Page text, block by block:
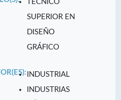
TÉCNICO
SUPERIOR EN
DISEÑO
GRÁFICO
INDUSTRIAL
INDUSTRIAS